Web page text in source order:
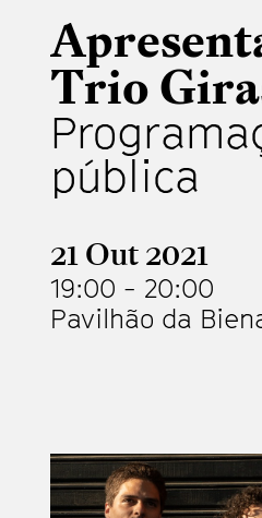
Trio
pública
21 Out 2021
19:00 - 20:00
Pavilhão da